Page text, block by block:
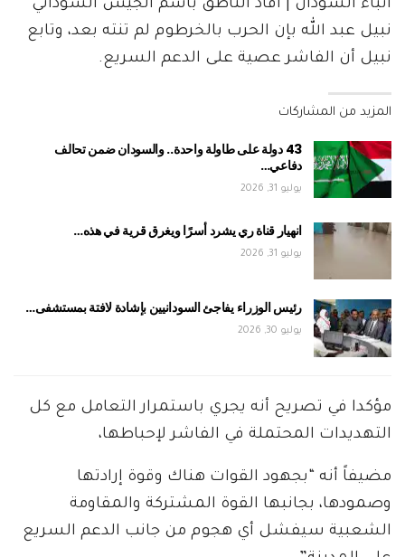
انباء السودان | افاد الناطق باسم الجيش السوداني
نبيل عبد الله بإن الحرب بالخرطوم لم تنته بعد، وتابع
نبيل أن الفاشر عصية على الدعم السريع.
المزيد من المشاركات
43 دولة على طاولة واحدة.. والسودان ضمن تحالف
دفاعي…
يوليو 31, 2026
انهيار قناة ري يشرد أسرًا ويغرق قرية في هذه…
يوليو 31, 2026
رئيس الوزراء يفاجئ السودانيين بإشادة لافتة بمستشفى…
يوليو 30, 2026
مؤكدا في تصريح أنه يجري باستمرار التعامل مع كل
التهديدات المحتملة في الفاشر لإحباطها،
مضيفاً أنه “بجهود القوات هناك وقوة إرادتها
وصمودها، بجانبها القوة المشتركة والمقاومة
الشعبية سيفشل أي هجوم من جانب الدعم السريع